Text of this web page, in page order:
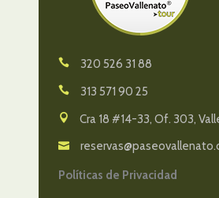
320 526 31 88
313 571 90 25
Cra 18 #14-33, Of. 303,
Políticas de Privacidad